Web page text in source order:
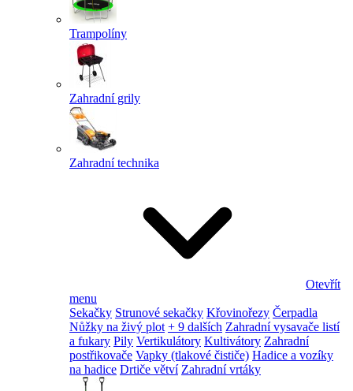
Trampolíny
Zahradní grily
Zahradní technika
Otevřít
menu
Sekačky Strunové sekačky Křovinořezy Čerpadla
Nůžky na živý plot + 9 dalších Zahradní vysavače listí
a fukary Pily Vertikulátory Kultivátory Zahradní
postřikovače Vapky (tlakové čističe) Hadice a vozíky
na hadice Drtiče větví Zahradní vrtáky